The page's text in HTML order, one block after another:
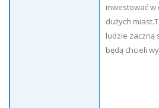
inwestować w
dużych
ludzie zaczną
będą chcieli